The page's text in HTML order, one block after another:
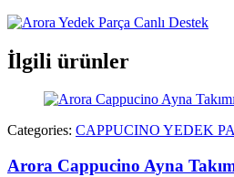
İlgili ürünler
Categories: CAPPUCINO YEDEK
Arora Cappucino Ayna